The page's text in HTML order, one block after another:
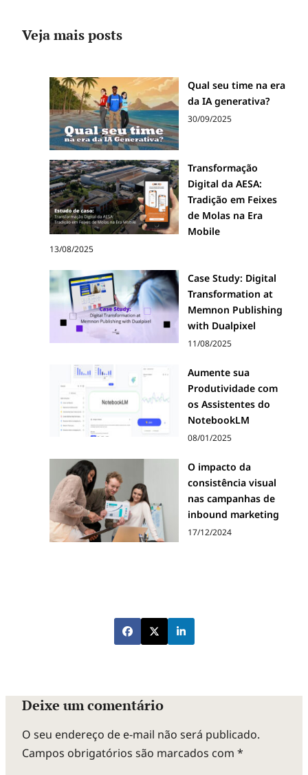
Veja mais posts
Qual seu time na era
da IA generativa?
30/09/2025
Transformação
Digital da AESA:
Tradição em Feixes
de Molas na Era
Mobile
13/08/2025
Case Study: Digital
Transformation at
Memnon Publishing
with Dualpixel
11/08/2025
Aumente sua
Produtividade com
os Assistentes do
NotebookLM
08/01/2025
O impacto da
consistência visual
nas campanhas de
inbound marketing
17/12/2024
Deixe um comentário
O seu endereço de e-mail não será publicado.
Campos obrigatórios são marcados com *